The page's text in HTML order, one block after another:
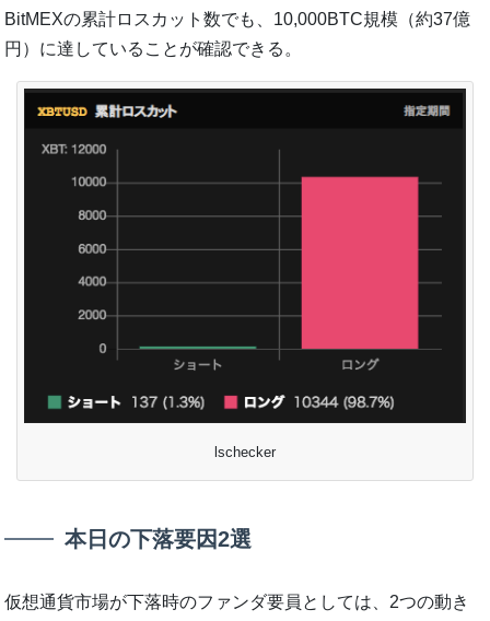
BitMEXの累計ロスカット数でも、10,000BTC規模（約37億
円）に達していることが確認できる。
lschecker
本日の下落要因2選
仮想通貨市場が下落時のファンダ要員としては、2つの動き